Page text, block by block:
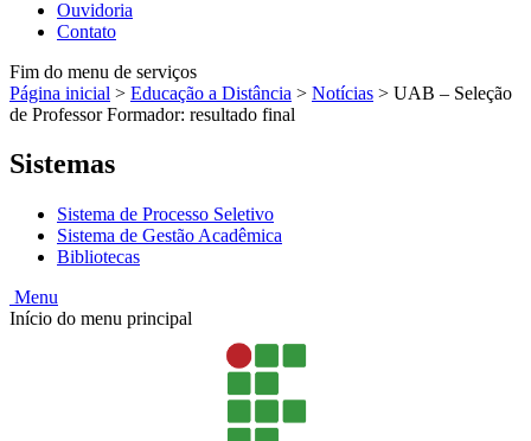
Ouvidoria
Contato
Fim do menu de serviços
Página inicial > Educação a Distância > Notícias > UAB – Seleção
de Professor Formador: resultado final
Sistemas
Sistema de Processo Seletivo
Sistema de Gestão Acadêmica
Bibliotecas
Menu
Início do menu principal